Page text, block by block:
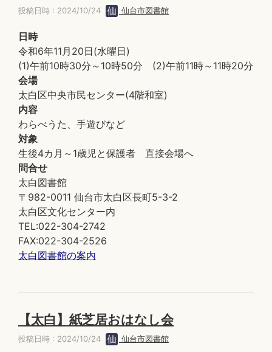
投稿日時 : 2024/10/24 仙台市図書館
日時
令和6年11月20日(水曜日)
(1)午前10時30分～10時50分 (2)午前11時～11時20分
会場
太白区中央市民センター(4階和室)
内容
わらべうた、手遊びなど
対象
生後4カ月～1歳児と保護者 直接会場へ
問合せ
太白図書館
〒982-0011 仙台市太白区長町5-3-2
太白区文化センター内
TEL:022-304-2742
FAX:022-304-2526
太白図書館の案内
【太白】紙芝居おはなし会
投稿日時 : 2024/10/24 仙台市図書館